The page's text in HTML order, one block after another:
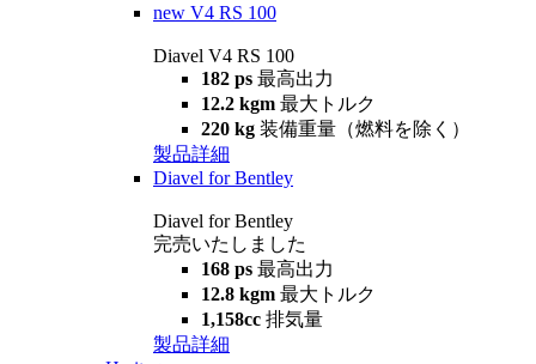
new V4 RS 100
Diavel V4 RS 100
182 ps 最高出力
12.2 kgm 最大トルク
220 kg 装備重量（燃料を除く）
製品詳細
Diavel for Bentley
Diavel for Bentley
完売いたしました
168 ps 最高出力
12.8 kgm 最大トルク
1,158cc 排気量
製品詳細